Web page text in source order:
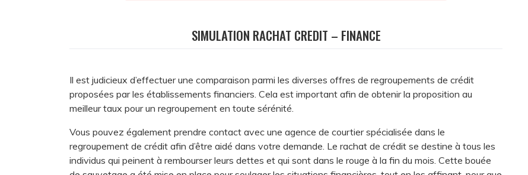
SIMULATION RACHAT CREDIT – FINANCE
Il est judicieux d’effectuer une comparaison parmi les diverses offres de regroupements de crédit
proposées par les établissements financiers. Cela est important afin de obtenir la proposition au
meilleur taux pour un regroupement en toute sérénité.
Vous pouvez également prendre contact avec une agence de courtier spécialisée dans le
regroupement de crédit afin d’être aidé dans votre demande. Le rachat de crédit se destine à tous les
individus qui peinent à rembourser leurs dettes et qui sont dans le rouge à la fin du mois. Cette bouée